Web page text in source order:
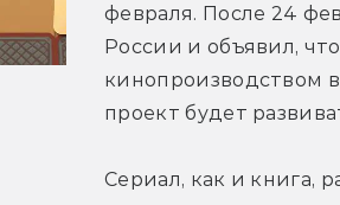
февраля. После 24
России и объявил,
кинопроизводством
проект будет
Сериал, как и книга,